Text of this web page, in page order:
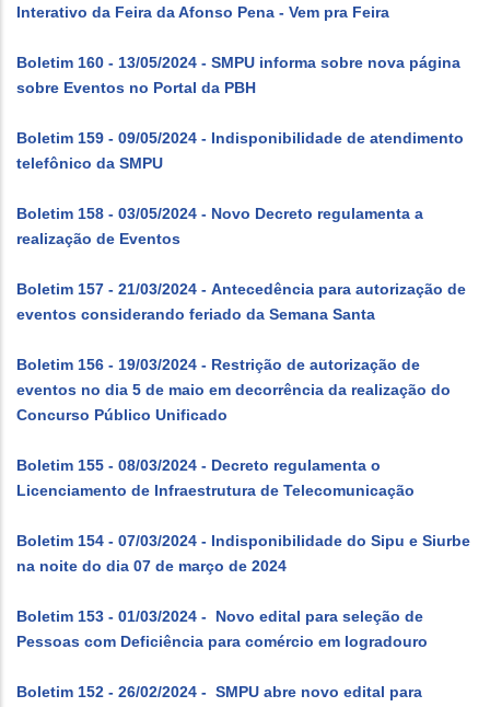
Interativo da Feira da Afonso Pena - Vem pra Feira
Boletim 160 - 13/05/2024 - SMPU informa sobre nova página
sobre Eventos no Portal da PBH
Boletim 159 - 09/05/2024 - Indisponibilidade de atendimento
telefônico da SMPU
Boletim 158 - 03/05/2024 - Novo Decreto regulamenta a
realização de Eventos
Boletim 157 - 21/03/2024 - Antecedência para autorização de
eventos considerando feriado da Semana Santa
Boletim 156 - 19/03/2024 - Restrição de autorização de
eventos no dia 5 de maio em decorrência da realização do
Concurso Público Unificado
Boletim 155 - 08/03/2024 - Decreto regulamenta o
Licenciamento de Infraestrutura de Telecomunicação
Boletim 154 - 07/03/2024 - Indisponibilidade do Sipu e Siurbe
na noite do dia 07 de março de 2024
Boletim 153 - 01/03/2024 - Novo edital para seleção de
Pessoas com Deficiência para comércio em logradouro
Boletim 152 - 26/02/2024 - SMPU abre novo edital para